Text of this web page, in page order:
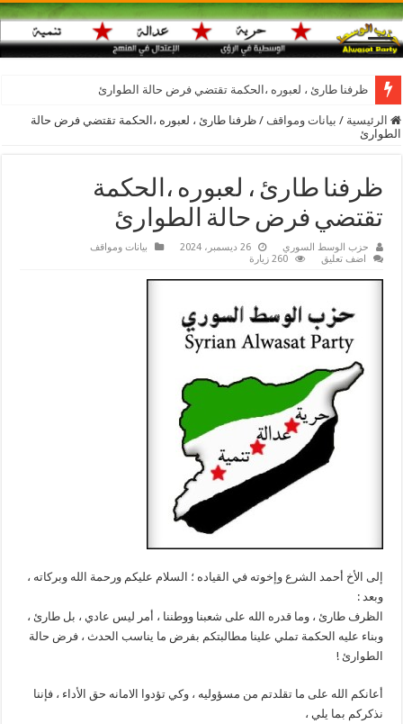
ظرفنا طارئ ، لعبوره ،الحكمة تقتضي فرض حالة الطوارئ
الرئيسية / بيانات ومواقف / ظرفنا طارئ ، لعبوره ،الحكمة تقتضي فرض حالة
الطوارئ
ظرفنا طارئ ، لعبوره ،الحكمة
تقتضي فرض حالة الطوارئ
حزب الوسط السوري 26 ديسمبر، 2024
بيانات ومواقف
اضف تعليق
260 زيارة
إلى الأخ أحمد الشرع وإخوته في القياده ؛ السلام عليكم ورحمة الله وبركاته ،
وبعد :
الظرف طارئ ، وما قدره الله على شعبنا ووطننا ، أمر ليس عادي ، بل طارئ ،
وبناء عليه الحكمة تملي علينا مطالبتكم بفرض ما يناسب الحدث ، فرض حالة
الطوارئ !
أعانكم الله على ما تقلدتم من مسؤوليه ، وكي تؤدوا الامانه حق الأداء ، فإننا
نذكركم بما يلي ،